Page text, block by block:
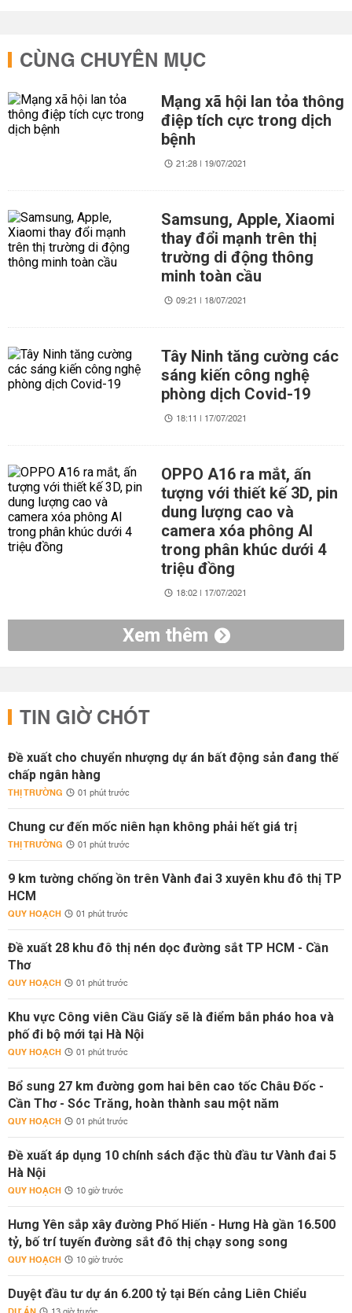
CÙNG CHUYÊN MỤC
Mạng xã hội lan tỏa thông
điệp tích cực trong dịch
bệnh
21:28 | 19/07/2021
Samsung, Apple, Xiaomi
thay đổi mạnh trên thị
trường di động thông
minh toàn cầu
09:21 | 18/07/2021
Tây Ninh tăng cường các
sáng kiến công nghệ
phòng dịch Covid-19
18:11 | 17/07/2021
OPPO A16 ra mắt, ấn
tượng với thiết kế 3D, pin
dung lượng cao và
camera xóa phông AI
trong phân khúc dưới 4
triệu đồng
18:02 | 17/07/2021
Xem thêm
TIN GIỜ CHÓT
Đề xuất cho chuyển nhượng dự án bất động sản đang thế
chấp ngân hàng
THỊ TRƯỜNG 01 phút trước
Chung cư đến mốc niên hạn không phải hết giá trị
THỊ TRƯỜNG 01 phút trước
9 km tường chống ồn trên Vành đai 3 xuyên khu đô thị TP
HCM
QUY HOẠCH 01 phút trước
Đề xuất 28 khu đô thị nén dọc đường sắt TP HCM - Cần
Thơ
QUY HOẠCH 01 phút trước
Khu vực Công viên Cầu Giấy sẽ là điểm bắn pháo hoa và
phố đi bộ mới tại Hà Nội
QUY HOẠCH 01 phút trước
Bổ sung 27 km đường gom hai bên cao tốc Châu Đốc -
Cần Thơ - Sóc Trăng, hoàn thành sau một năm
QUY HOẠCH 01 phút trước
Đề xuất áp dụng 10 chính sách đặc thù đầu tư Vành đai 5
Hà Nội
QUY HOẠCH 10 giờ trước
Hưng Yên sắp xây đường Phố Hiến - Hưng Hà gần 16.500
tỷ, bố trí tuyến đường sắt đô thị chạy song song
QUY HOẠCH 10 giờ trước
Duyệt đầu tư dự án 6.200 tỷ tại Bến cảng Liên Chiểu